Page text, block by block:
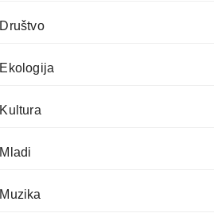
Društvo
Ekologija
Kultura
Mladi
Muzika